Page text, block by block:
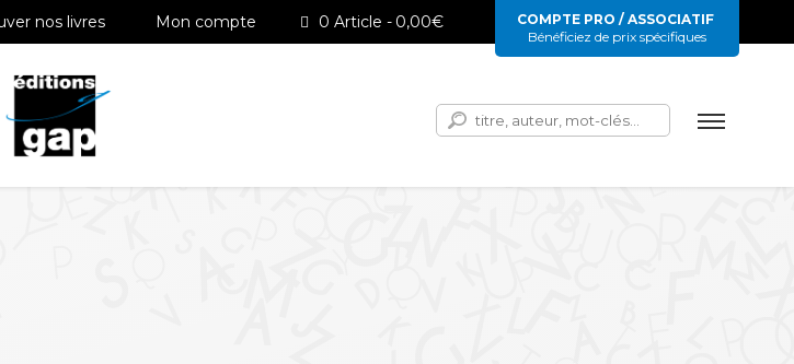
nos livres Mon compte 0 Article 0,00€
COMPTE PRO / ASSOCIATIF
Bénéficiez de prix spécifiques
Rechercher :